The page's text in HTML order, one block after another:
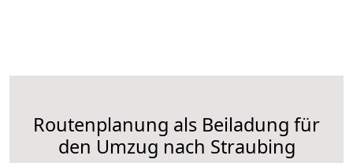
Routenplanung als Beiladung für
den Umzug nach Straubing